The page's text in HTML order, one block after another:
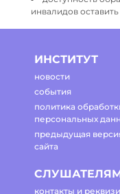
инвалидов оставить
ИНСТИТУТ
новости
события
политика
персональных
предыдущая
сайта
контакты и